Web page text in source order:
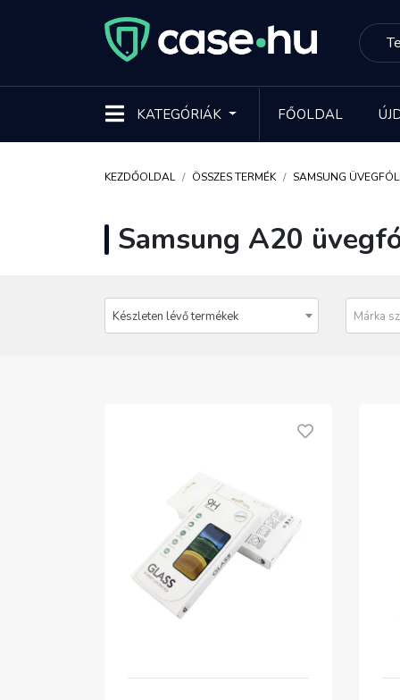
KATEGÓRIÁK FŐOLDAL
KEZDŐOLDAL ÖSSZES TERMÉK SAMSUNG
Samsung A20
Készleten lévő termékek Márka